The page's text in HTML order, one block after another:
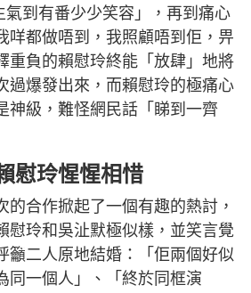
氣到有番少少笑容」，再到痛心
咩都做唔到，我照顧唔到佢，畀
重負的賴慰玲終能「放肆」地將
過爆發出來，而賴慰玲的極痛心
神級，難怪網民話「睇到一齊
慰玲惺惺相惜
的合作掀起了一個有趣的熱討，
慰玲和吳沚默極似樣，並笑言覺
籲二人原地結婚：「佢兩個好似
同一個人」、「終於同框演